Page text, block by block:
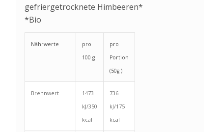
gefriergetrocknete Himbeeren*
*Bio
Nährwerte
pro
100 g
pro
Portion
(50g )
Brennwert
1473
kJ/350
kcal
736
kJ/175
kcal